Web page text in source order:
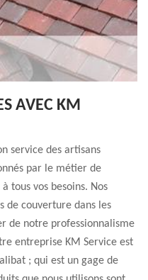
AVEC KM
service des artisans
par le métier de
tous vos besoins. Nos
de couverture dans les
de notre professionnalisme
entreprise KM Service est
; qui est un gage de